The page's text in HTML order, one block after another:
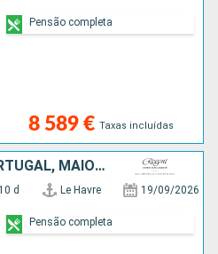
8 589 € Taxas incluídas
Pensão completa
FRANÇA, ESPANHA, PORTUGAL, MAIORCA
10 d Le Havre 19/09/2026
Pensão completa